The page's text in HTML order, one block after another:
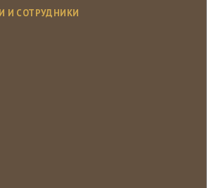
И СОТРУДНИКИ